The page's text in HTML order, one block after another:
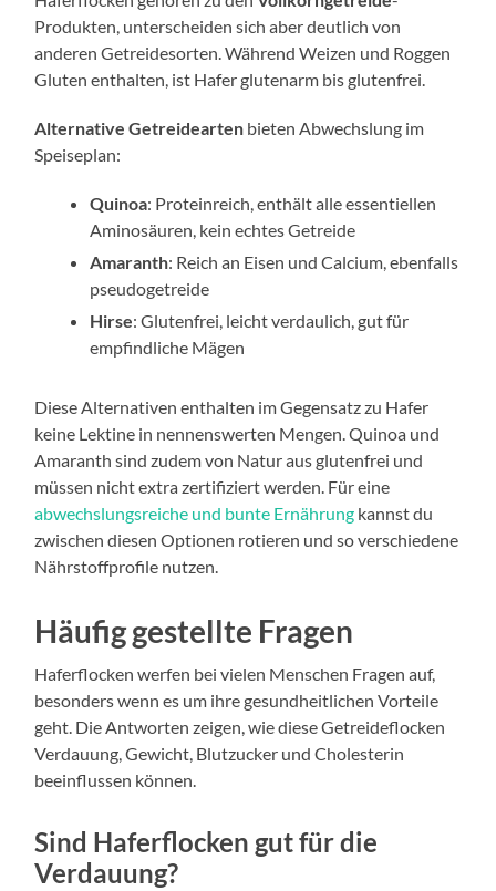
Produkten, unterscheiden sich aber deutlich von
anderen Getreidesorten. Während Weizen und Roggen
Gluten enthalten, ist Hafer glutenarm bis glutenfrei.
Alternative Getreidearten bieten Abwechslung im
Speiseplan:
Quinoa: Proteinreich, enthält alle essentiellen
Aminosäuren, kein echtes Getreide
Amaranth: Reich an Eisen und Calcium, ebenfalls
pseudogetreide
Hirse: Glutenfrei, leicht verdaulich, gut für
empfindliche Mägen
Diese Alternativen enthalten im Gegensatz zu Hafer
keine Lektine in nennenswerten Mengen. Quinoa und
Amaranth sind zudem von Natur aus glutenfrei und
müssen nicht extra zertifiziert werden. Für eine
abwechslungsreiche und bunte Ernährung kannst du
zwischen diesen Optionen rotieren und so verschiedene
Nährstoffprofile nutzen.
Häufig gestellte Fragen
Haferflocken werfen bei vielen Menschen Fragen auf,
besonders wenn es um ihre gesundheitlichen Vorteile
geht. Die Antworten zeigen, wie diese Getreideflocken
Verdauung, Gewicht, Blutzucker und Cholesterin
beeinflussen können.
Sind Haferflocken gut für die
Verdauung?